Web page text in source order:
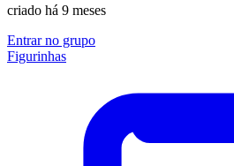
criado há 9 meses
Entrar no grupo
Figurinhas